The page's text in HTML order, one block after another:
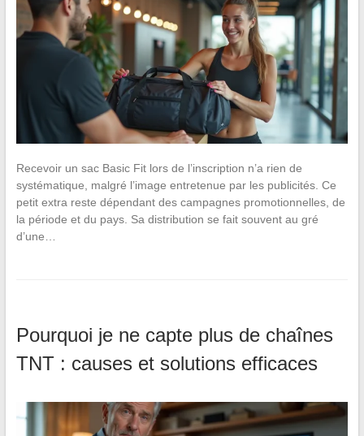
Recevoir un sac Basic Fit lors de l’inscription n’a rien de
systématique, malgré l’image entretenue par les publicités. Ce
petit extra reste dépendant des campagnes promotionnelles, de
la période et du pays. Sa distribution se fait souvent au gré
d’une…
Pourquoi je ne capte plus de chaînes
TNT : causes et solutions efficaces